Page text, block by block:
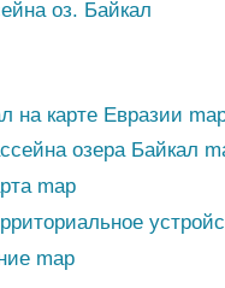
оз. Байкал
на карте Евразии
озера Байкал
map
map